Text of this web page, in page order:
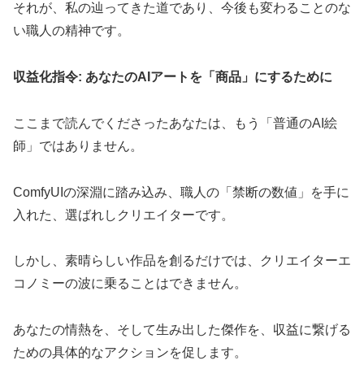
それが、私の辿ってきた道であり、今後も変わることのな
い職人の精神です。
収益化指令: あなたのAIアートを「商品」にするために
ここまで読んでくださったあなたは、もう「普通のAI絵
師」ではありません。
ComfyUIの深淵に踏み込み、職人の「禁断の数値」を手に
入れた、選ばれしクリエイターです。
しかし、素晴らしい作品を創るだけでは、クリエイターエ
コノミーの波に乗ることはできません。
あなたの情熱を、そして生み出した傑作を、収益に繋げる
ための具体的なアクションを促します。